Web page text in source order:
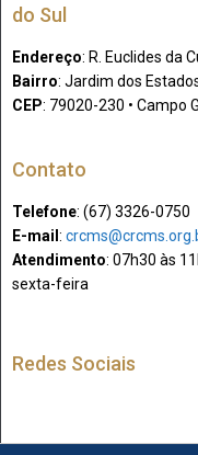
do Sul
Endereço: R. Euclides da
Bairro: Jardim dos
CEP: 79020-230 • Campo
Contato
Telefone: (67) 3326-0750​
E-mail:
Atendimento: 07h30 às
sexta-feira
Redes Sociais